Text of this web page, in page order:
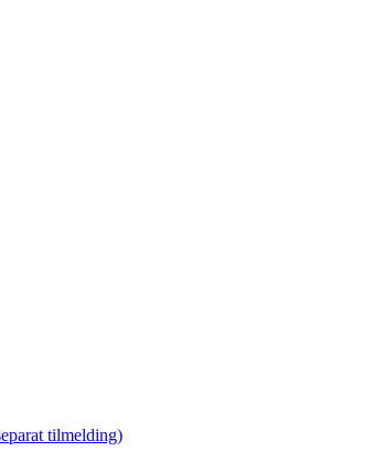
tilmelding)